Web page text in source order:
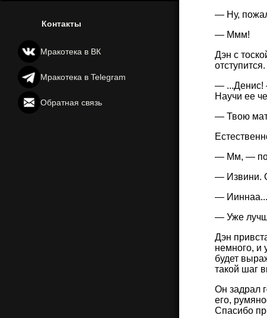
Контакты
Мракотека в ВК
Мракотека в Telegram
Обратная связь
— Ну,
— Ммм!
Дэн с
— ...Денис!
Научи ее
— Твою
— Мм, —
— Извини.
— Ииннаа...
— Уже
Дэн
немного, и
будет
такой шаг
Он задрал
его,
Спасибо